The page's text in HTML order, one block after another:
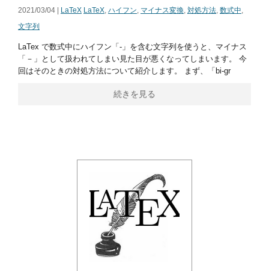
2021/03/04 | LaTeX LaTeX, ハイフン, マイナス変換, 対処方法, 数式中,
文字列
LaTex で数式中にハイフン「-」を含む文字列を使うと、マイナス
「－」として扱われてしまい見た目が悪くなってしまいます。 今
回はそのときの対処方法について紹介します。 まず、「bi-gr
続きを見る